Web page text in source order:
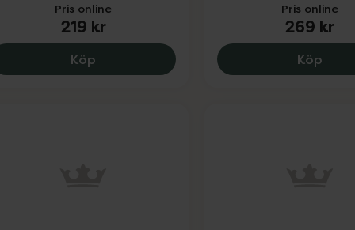
Pris online
219 kr
Köp Actimove Professional Line Sling
Pris online
269 kr
Köp